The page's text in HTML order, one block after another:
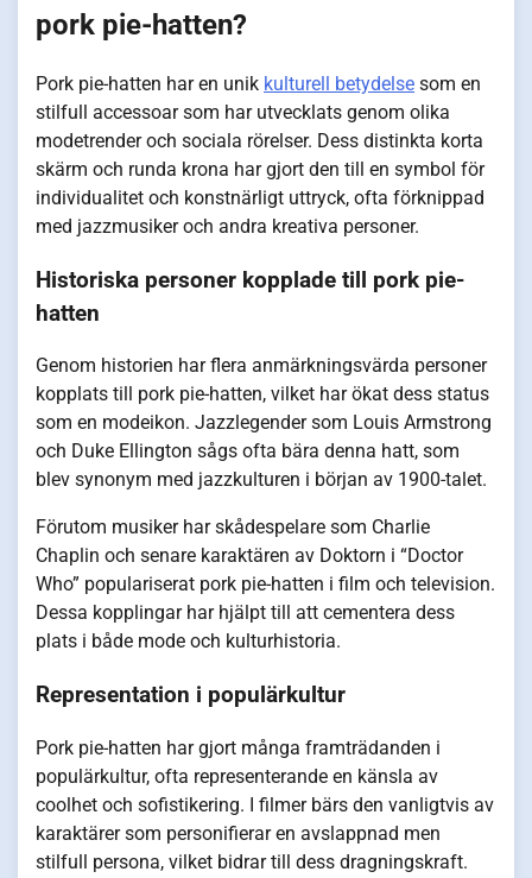
pork pie-hatten?
Pork pie-hatten har en unik kulturell betydelse som en
stilfull accessoar som har utvecklats genom olika
modetrender och sociala rörelser. Dess distinkta korta
skärm och runda krona har gjort den till en symbol för
individualitet och konstnärligt uttryck, ofta förknippad
med jazzmusiker och andra kreativa personer.
Historiska personer kopplade till pork pie-
hatten
Genom historien har flera anmärkningsvärda personer
kopplats till pork pie-hatten, vilket har ökat dess status
som en modeikon. Jazzlegender som Louis Armstrong
och Duke Ellington sågs ofta bära denna hatt, som
blev synonym med jazzkulturen i början av 1900-talet.
Förutom musiker har skådespelare som Charlie
Chaplin och senare karaktären av Doktorn i “Doctor
Who” populariserat pork pie-hatten i film och television.
Dessa kopplingar har hjälpt till att cementera dess
plats i både mode och kulturhistoria.
Representation i populärkultur
Pork pie-hatten har gjort många framträdanden i
populärkultur, ofta representerande en känsla av
coolhet och sofistikering. I filmer bärs den vanligtvis av
karaktärer som personifierar en avslappnad men
stilfull persona, vilket bidrar till dess dragningskraft.